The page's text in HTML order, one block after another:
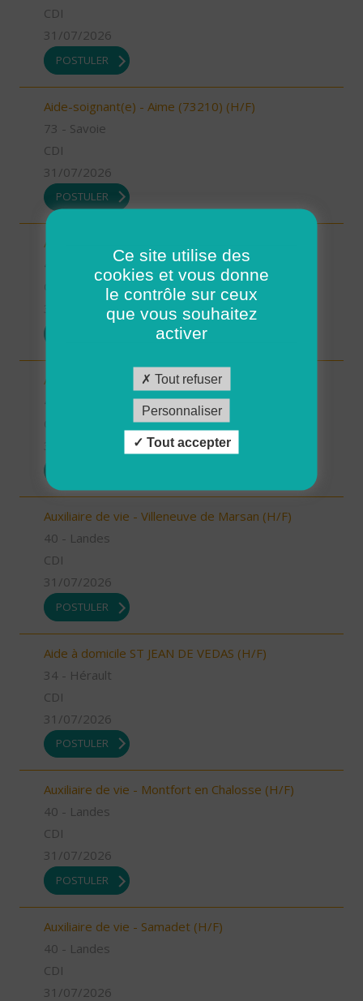
CDI
31/07/2026
POSTULER
Aide-soignant(e) - Aime (73210) (H/F)
73 - Savoie
CDI
31/07/2026
POSTULER
Auxiliaire de vie - Mimizan (H/F)
31/07/2026
Auxiliaire de vie - Labouheyre (H/F)
Auxiliaire de vie - Villeneuve de Marsan (H/F)
40 - Landes
CDI
31/07/2026
POSTULER
Aide à domicile ST JEAN DE VEDAS (H/F)
34 - Hérault
CDI
31/07/2026
POSTULER
Auxiliaire de vie - Montfort en Chalosse (H/F)
40 - Landes
CDI
31/07/2026
POSTULER
Auxiliaire de vie - Samadet (H/F)
40 - Landes
CDI
31/07/2026
Ce site utilise des
cookies et vous donne
le contrôle sur ceux
que vous souhaitez
activer
Tout refuser
Personnaliser
Tout accepter